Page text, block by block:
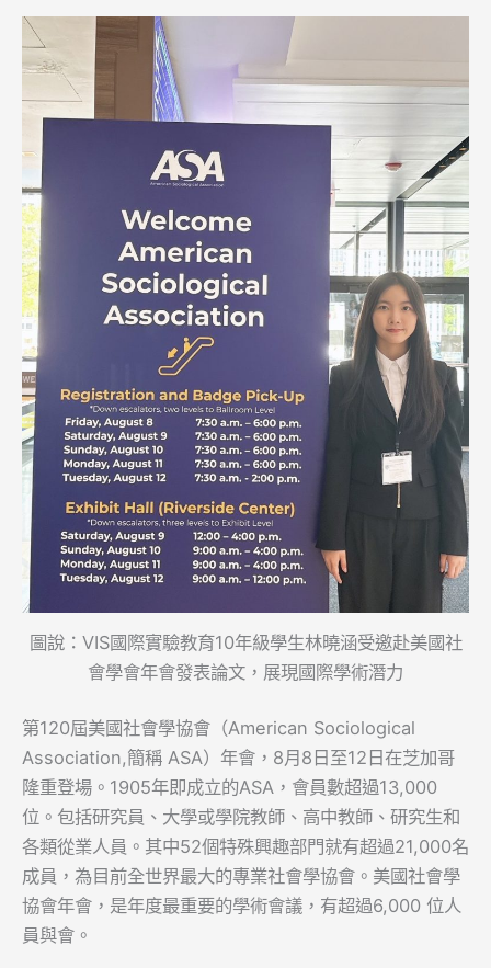
圖說：VIS國際實驗教育10年級學生林曉涵受邀赴美國社
會學會年會發表論文，展現國際學術潛力
第120屆美國社會學協會（American Sociological
Association,簡稱 ASA）年會，8月8日至12日在芝加哥
隆重登場。1905年即成立的ASA，會員數超過13,000
位。包括研究員、大學或學院教師、高中教師、研究生和
各類從業人員。其中52個特殊興趣部門就有超過21,000名
成員，為目前全世界最大的專業社會學協會。美國社會學
協會年會，是年度最重要的學術會議，有超過6,000 位人
員與會。